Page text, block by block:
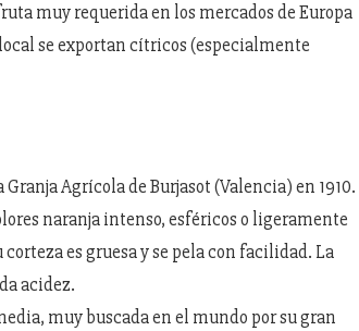
muy requerida en los mercados de Europa
se exportan cítricos (especialmente
Agrícola de Burjasot (Valencia) en 1910.
naranja intenso, esféricos o ligeramente
es gruesa y se pela con facilidad. La
acidez.
muy buscada en el mundo por su gran